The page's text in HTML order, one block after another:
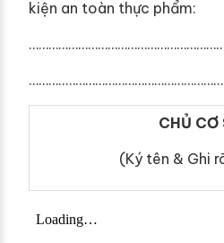
kiện an toàn thực phẩm:
CHỦ CƠ
(Ký tên & Ghi